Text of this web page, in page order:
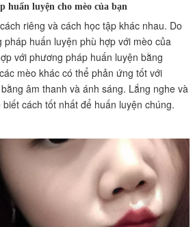
huấn luyện cho mèo của bạn
riêng và cách học tập khác nhau. Do
huấn luyện phù hợp với mèo của
với phương pháp huấn luyện bằng
mèo khác có thể phản ứng tốt với
âm thanh và ánh sáng. Lắng nghe và
cách tốt nhất để huấn luyện chúng.